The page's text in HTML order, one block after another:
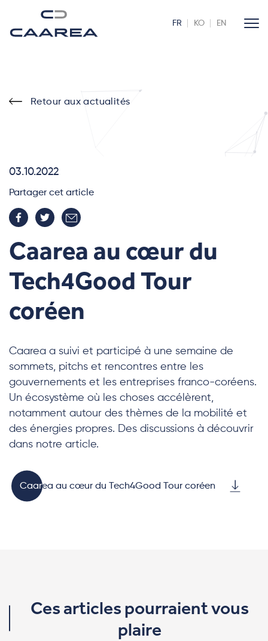
FR KO EN
Retour aux actualités
03.10.2022
Partager cet article
Caarea au cœur du
Tech4Good Tour
coréen
Caarea a suivi et participé à une semaine de
sommets, pitchs et rencontres entre les
gouvernements et les entreprises franco-coréens.
Un écosystème où les choses accélèrent,
notamment autour des thèmes de la mobilité et
des énergies propres. Des discussions à découvrir
dans notre article.
Caarea au cœur du Tech4Good Tour coréen
Ces articles pourraient vous
plaire